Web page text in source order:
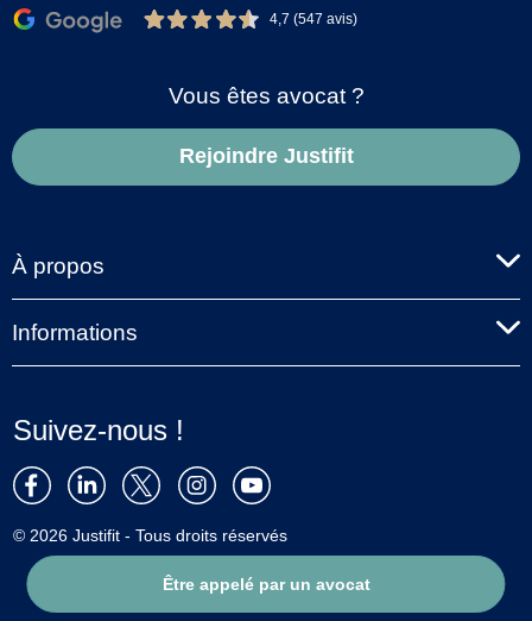
Être appelé par un avocat
4,7 (547 avis)
Vous êtes avocat ?
Rejoindre Justifit
À propos
Informations
Suivez-nous !
© 2026 Justifit - Tous droits réservés